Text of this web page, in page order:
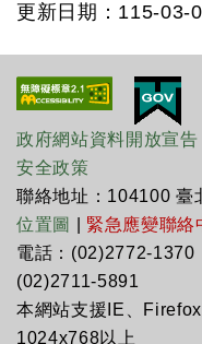
更新日期：115-03-
政府網站資料開放宣告
安全政策
聯絡地址：104100 臺
位置圖
緊急應變聯絡
電話：(02)2772-
(02)2711-5891
本網站支援IE、
1024x768以上